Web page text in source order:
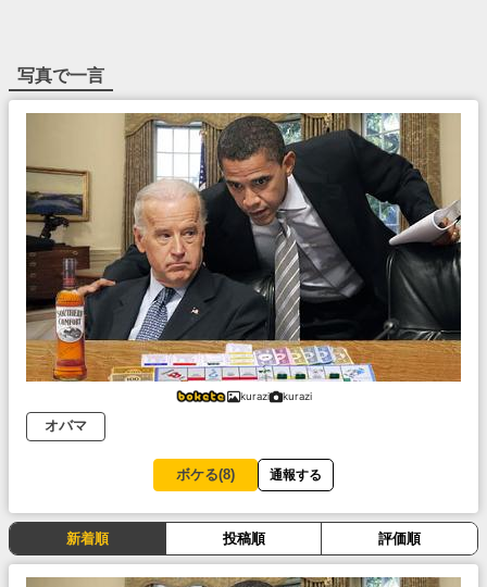
写真で一言
kurazi kurazi
オバマ
ボケる(8) 通報する
新着順 投稿順 評価順